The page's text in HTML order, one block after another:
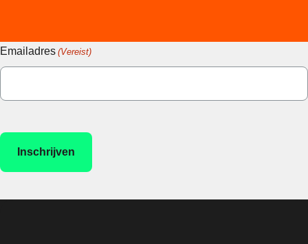
Emailadres (Vereist)